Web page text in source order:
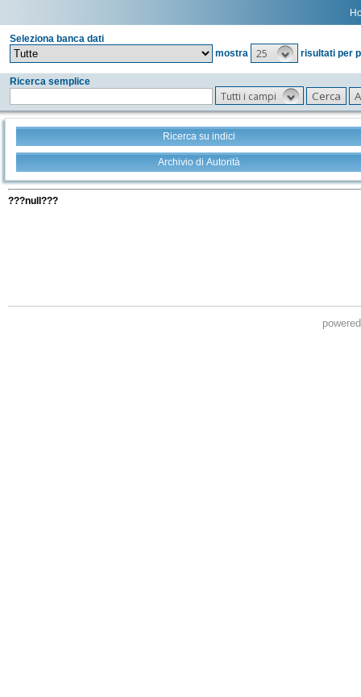
Seleziona banca dati
mostra
25 risultati per
Ricerca semplice
Tutti i campi
Ricerca su indici
Archivio di Autorità
???null???